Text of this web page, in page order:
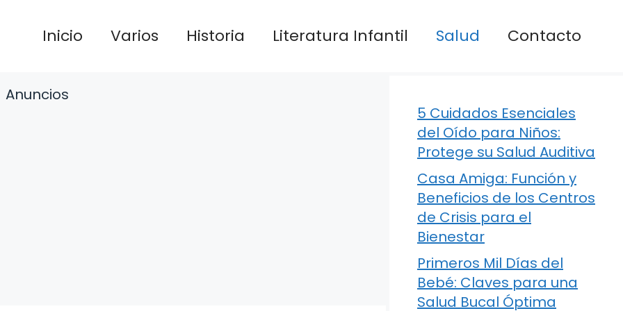
Inicio Varios Historia Literatura Infantil Salud Contacto
Anuncios
5 Cuidados Esenciales
del Oído para Niños:
Protege su Salud Auditiva
Casa Amiga: Función y
Beneficios de los Centros
de Crisis para el
Bienestar
Primeros Mil Días del
Bebé: Claves para una
Salud Bucal Óptima